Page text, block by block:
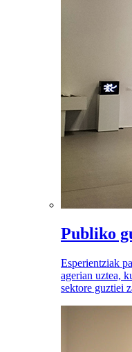
Publiko
Esperientziak
agerian uztea,
sektore guztiei